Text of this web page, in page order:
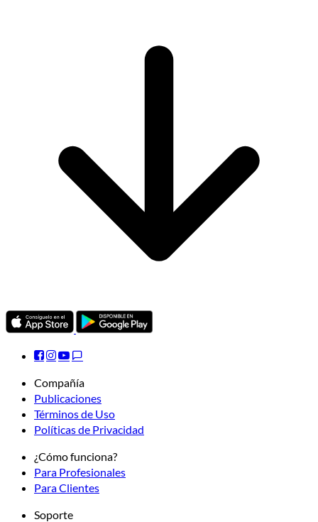
Compañía
Publicaciones
Términos de Uso
Políticas de Privacidad
¿Cómo funciona?
Para Profesionales
Para Clientes
Soporte